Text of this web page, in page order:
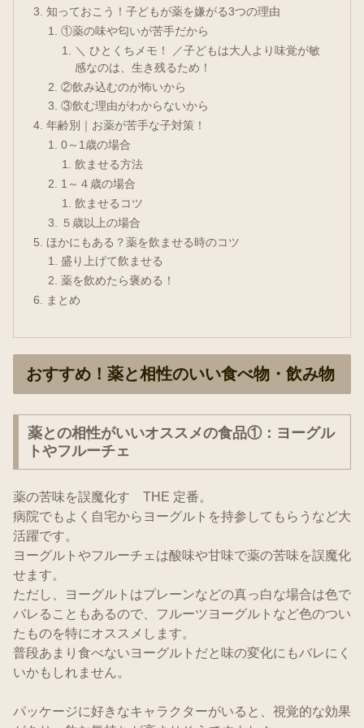
知っておこう！子どもが薬を嫌がる3つの理由
①薬の味や匂いが苦手だから
＼ ひとくちメモ！ ／子どもは大人より味覚が敏
感なのは、生き残るため！
②飲み込むのが怖いから
③飲む理由がわからないから
年齢別｜お薬が苦手な子対策！
0～1歳の場合
飲ませる方法
1～４歳の場合
飲ませるコツ
５歳以上の場合
ほかにもある？薬を飲ませる時のコツ
盛り上げて飲ませる
薬を飲めたら褒める！
まとめ
おすすめ！薬と相性のいい食べ物・飲み物
薬との相性がいいオススメの食品①：ヨーグル
トやフルーチェ
薬の苦味を誤魔化す THE 定番。
病院でもよく自宅からヨーグルトを持参してもらうなど大
活躍です。
ヨーグルトやフルーチェは酸味や甘味で薬の苦味を誤魔化
せます。
ただし、ヨーグルトはプレーンなどの真っ白な場合は色で
バレることもあるので、フルーツヨーグルトなど色のつい
たものを特にオススメします。
普段あまり食べないヨーグルトだと味の変化にもバレにく
いかもしれません。
パッケージに好きなキャラクターがいると、視覚的な効果